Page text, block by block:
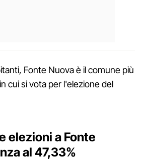
Fonte Nuova è il comune più
cui si vota per l'elezione del
elezioni a Fonte
al 47,33%